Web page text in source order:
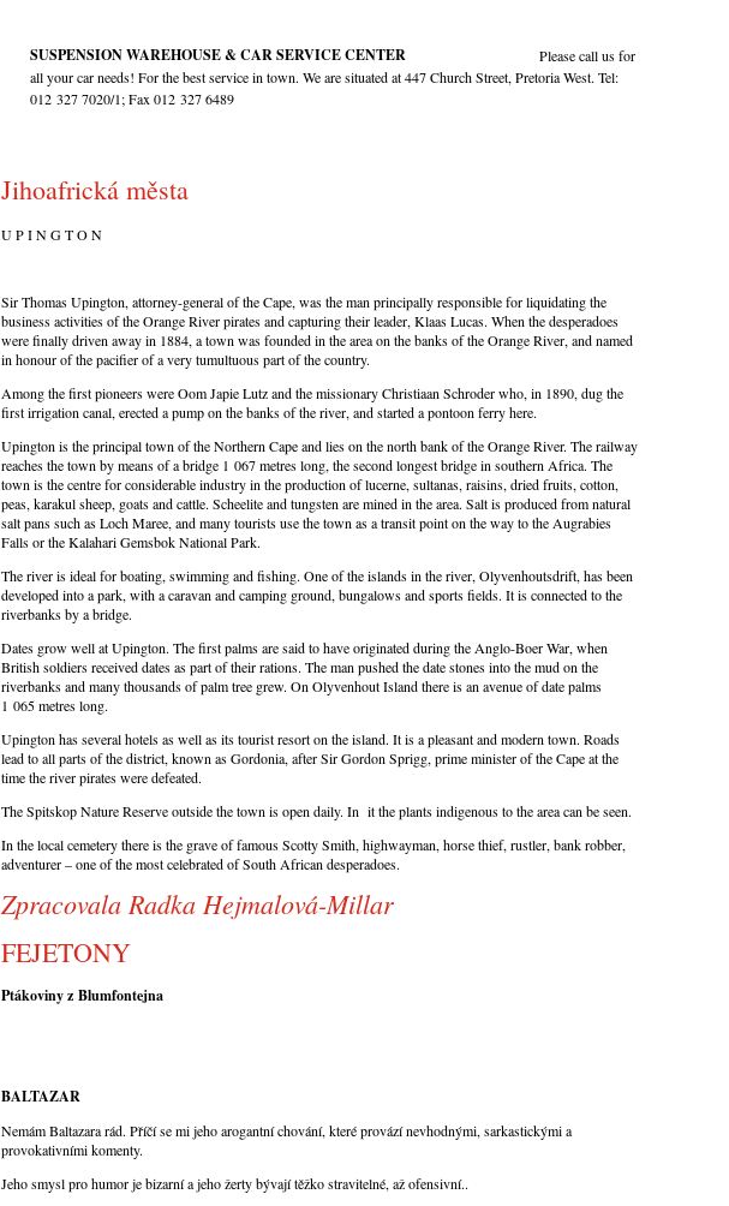
SUSPENSION WAREHOUSE & CAR SERVICE CENTER Please call us for
all your car needs! For the best service in town. We are situated at 447 Church Street, Pretoria West. Tel:
012 327 7020/1; Fax 012 327 6489
Jihoafrická města
U P I N G T O N
Sir Thomas Upington, attorney-general of the Cape, was the man principally responsible for liquidating the
business activities of the Orange River pirates and capturing their leader, Klaas Lucas. When the desperadoes
were finally driven away in 1884, a town was founded in the area on the banks of the Orange River, and named
in honour of the pacifier of a very tumultuous part of the country.
Among the first pioneers were Oom Japie Lutz and the missionary Christiaan Schroder who, in 1890, dug the
first irrigation canal, erected a pump on the banks of the river, and started a pontoon ferry here.
Upington is the principal town of the Northern Cape and lies on the north bank of the Orange River. The railway
reaches the town by means of a bridge 1 067 metres long, the second longest bridge in southern Africa. The
town is the centre for considerable industry in the production of lucerne, sultanas, raisins, dried fruits, cotton,
peas, karakul sheep, goats and cattle. Scheelite and tungsten are mined in the area. Salt is produced from natural
salt pans such as Loch Maree, and many tourists use the town as a transit point on the way to the Augrabies
Falls or the Kalahari Gemsbok National Park.
The river is ideal for boating, swimming and fishing. One of the islands in the river, Olyvenhoutsdrift, has been
developed into a park, with a caravan and camping ground, bungalows and sports fields. It is connected to the
riverbanks by a bridge.
Dates grow well at Upington. The first palms are said to have originated during the Anglo-Boer War, when
British soldiers received dates as part of their rations. The man pushed the date stones into the mud on the
riverbanks and many thousands of palm tree grew. On Olyvenhout Island there is an avenue of date palms
1 065 metres long.
Upington has several hotels as well as its tourist resort on the island. It is a pleasant and modern town. Roads
lead to all parts of the district, known as Gordonia, after Sir Gordon Sprigg, prime minister of the Cape at the
time the river pirates were defeated.
The Spitskop Nature Reserve outside the town is open daily. In it the plants indigenous to the area can be seen.
In the local cemetery there is the grave of famous Scotty Smith, highwayman, horse thief, rustler, bank robber,
adventurer – one of the most celebrated of South African desperadoes.
Zpracovala Radka Hejmalová-Millar
FEJETONY
Ptákoviny z Blumfontejna
BALTAZAR
Nemám Baltazara rád. Příčí se mi jeho arogantní chování, které provází nevhodnými, sarkastickými a
provokativními komenty.
Jeho smysl pro humor je bizarní a jeho žerty bývají těžko stravitelné, až ofensivní..